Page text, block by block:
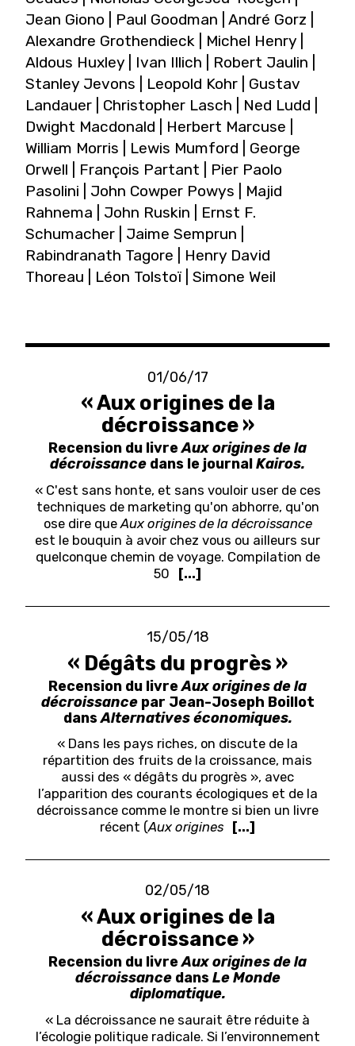
Jean Giono | Paul Goodman | André Gorz |
Alexandre Grothendieck | Michel Henry |
Aldous Huxley | Ivan Illich | Robert Jaulin |
Stanley Jevons | Leopold Kohr | Gustav
Landauer | Christopher Lasch | Ned Ludd |
Dwight Macdonald | Herbert Marcuse |
William Morris | Lewis Mumford | George
Orwell | François Partant | Pier Paolo
Pasolini | John Cowper Powys | Majid
Rahnema | John Ruskin | Ernst F.
Schumacher | Jaime Semprun |
Rabindranath Tagore | Henry David
Thoreau | Léon Tolstoï | Simone Weil
01/06/17
« Aux origines de la
décroissance »
Recension du livreAux origines de la
décroissance dans le journalKairos.
« C'est sans honte, et sans vouloir user de ces
techniques de marketing qu'on abhorre, qu'on
ose dire queAux origines de la décroissance
est le bouquin à avoir chez vous ou ailleurs sur
quelconque chemin de voyage. Compilation de
50
[...]
15/05/18
« Dégâts du progrès »
Recension du livreAux origines de la
décroissancepar Jean-Joseph Boillot
dansAlternatives économiques.
« Dans les pays riches, on discute de la
répartition des fruits de la croissance, mais
aussi des « dégâts du progrès », avec
l’apparition des courants écologiques et de la
décroissance comme le montre si bien un livre
récent (Aux origines [...]
02/05/18
« Aux origines de la
décroissance »
Recension du livreAux origines de la
décroissancedans Le Monde
diplomatique.
« La décroissance ne saurait être réduite à
l’écologie politique radicale. Si l’environnement